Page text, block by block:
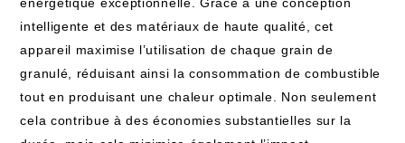
intelligente et des matériaux de haute qualité, cet
appareil maximise l’utilisation de chaque grain de
granulé, réduisant ainsi la consommation de combustible
tout en produisant une chaleur optimale. Non seulement
cela contribue à des économies substantielles sur la